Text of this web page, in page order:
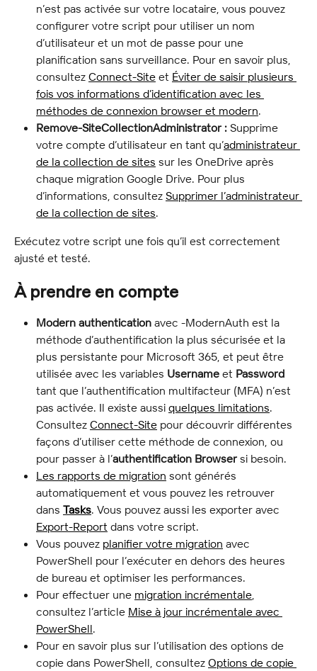
n’est pas activée sur votre locataire, vous pouvez
configurer votre script pour utiliser un nom
d’utilisateur et un mot de passe pour une
planification sans surveillance. Pour en savoir plus,
consultez Connect-Site et Éviter de saisir plusieurs
fois vos informations d’identification avec les
méthodes de connexion browser et modern.
Remove-SiteCollectionAdministrator : Supprime
votre compte d’utilisateur en tant qu’administrateur
de la collection de sites sur les OneDrive après
chaque migration Google Drive. Pour plus
d’informations, consultez Supprimer l’administrateur
de la collection de sites.
Exécutez votre script une fois qu’il est correctement
ajusté et testé.
À prendre en compte
Modern authentication avec -ModernAuth est la
méthode d’authentification la plus sécurisée et la
plus persistante pour Microsoft 365, et peut être
utilisée avec les variables Username et Password
tant que l’authentification multifacteur (MFA) n’est
pas activée. Il existe aussi quelques limitations.
Consultez Connect-Site pour découvrir différentes
façons d’utiliser cette méthode de connexion, ou
pour passer à l’authentification Browser si besoin.
Les rapports de migration sont générés
automatiquement et vous pouvez les retrouver
dans Tasks. Vous pouvez aussi les exporter avec
Export-Report dans votre script.
Vous pouvez planifier votre migration avec
PowerShell pour l’exécuter en dehors des heures
de bureau et optimiser les performances.
Pour effectuer une migration incrémentale,
consultez l’article Mise à jour incrémentale avec
PowerShell.
Pour en savoir plus sur l’utilisation des options de
copie dans PowerShell, consultez Options de copie